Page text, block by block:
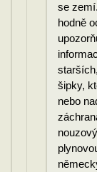
se
hodně
šipky,
nebo